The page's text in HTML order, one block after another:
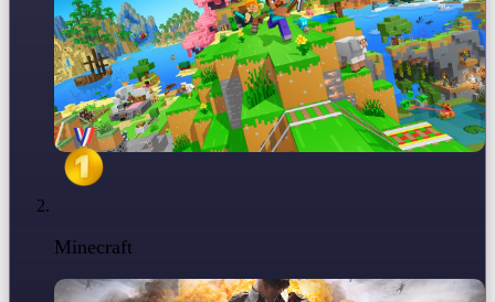
Minecraft